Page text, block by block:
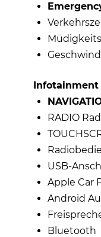
Infotainment
RADIO
USB-
Apple Car
Android
Bluetooth